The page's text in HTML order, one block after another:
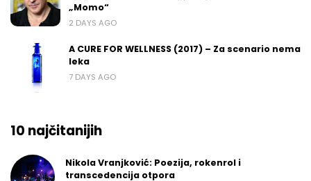
„Momo“
2 DAYS AGO
A CURE FOR WELLNESS (2017) – Za scenario nema
leka
7 DAYS AGO
10 najčitanijih
Nikola Vranjković: Poezija, rokenrol i
transcedencija otpora